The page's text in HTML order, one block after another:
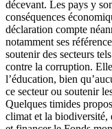
décevant. Les pays y
conséquences
déclaration compte
notamment ses
soutenir des secteurs
contre la corruption.
l’éducation, bien
ce secteur ou soutenir
Quelques timides
climat et la biodiversité,